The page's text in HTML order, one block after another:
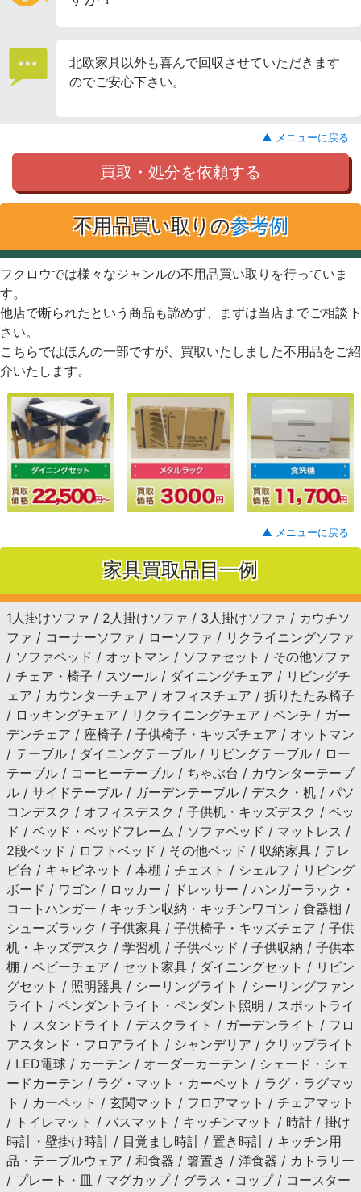
北欧家具以外も喜んで回収させていただきます
のでご安心下さい。
▲ メニューに戻る
買取・処分を依頼する
不用品買い取りの参考例
フクロウでは様々なジャンルの不用品買い取りを行っていま
す。
他店で断られたという商品も諦めず、まずは当店までご相談下
さい。
こちらではほんの一部ですが、買取いたしました不用品をご紹
介いたします。
▲ メニューに戻る
家具買取品目一例
1人掛けソファ / 2人掛けソファ / 3人掛けソファ / カウチソ
ファ / コーナーソファ / ローソファ / リクライニングソファ
/ ソファベッド / オットマン / ソファセット / その他ソファ
/ チェア・椅子 / スツール / ダイニングチェア / リビングチ
ェア / カウンターチェア / オフィスチェア / 折りたたみ椅子
/ ロッキングチェア / リクライニングチェア / ベンチ / ガー
デンチェア / 座椅子 / 子供椅子・キッズチェア / オットマン
/ テーブル / ダイニングテーブル / リビングテーブル / ロー
テーブル / コーヒーテーブル / ちゃぶ台 / カウンターテーブ
ル / サイドテーブル / ガーデンテーブル / デスク・机 / パソ
コンデスク / オフィスデスク / 子供机・キッズデスク / ベッ
ド / ベッド・ベッドフレーム / ソファベッド / マットレス /
2段ベッド / ロフトベッド / その他ベッド / 収納家具 / テレ
ビ台 / キャビネット / 本棚 / チェスト / シェルフ / リビング
ボード / ワゴン / ロッカー / ドレッサー / ハンガーラック・
コートハンガー / キッチン収納・キッチンワゴン / 食器棚 /
シューズラック / 子供家具 / 子供椅子・キッズチェア / 子供
机・キッズデスク / 学習机 / 子供ベッド / 子供収納 / 子供本
棚 / ベビーチェア / セット家具 / ダイニングセット / リビン
グセット / 照明器具 / シーリングライト / シーリングファン
ライト / ペンダントライト・ペンダント照明 / スポットライ
ト / スタンドライト / デスクライト / ガーデンライト / フロ
アスタンド・フロアライト / シャンデリア / クリップライト
/ LED電球 / カーテン / オーダーカーテン / シェード・シェ
ードカーテン / ラグ・マット・カーペット / ラグ・ラグマッ
ト / カーペット / 玄関マット / フロアマット / チェアマット
/ トイレマット / バスマット / キッチンマット / 時計 / 掛け
時計・壁掛け時計 / 目覚まし時計 / 置き時計 / キッチン用
品・テーブルウェア / 和食器 / 箸置き / 洋食器 / カトラリー
/ プレート・皿 / マグカップ / グラス・コップ / コースター